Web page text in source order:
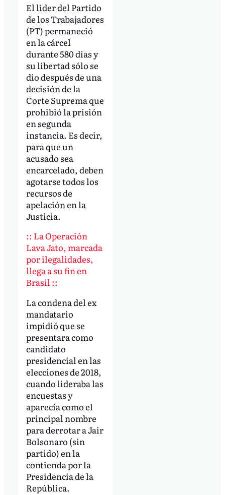
El líder del Partido
de los Trabajadores
(PT) permaneció
en la cárcel
durante 580 días y
su libertad sólo se
dio después de una
decisión de la
Corte Suprema que
prohibió la prisión
en segunda
instancia. Es decir,
para que un
acusado sea
encarcelado, deben
agotarse todos los
recursos de
apelación en la
Justicia.
:: La Operación
Lava Jato, marcada
por ilegalidades,
llega a su fin en
Brasil ::
La condena del ex
mandatario
impidió que se
presentara como
candidato
presidencial en las
elecciones de 2018,
cuando lideraba las
encuestas y
aparecía como el
principal nombre
para derrotar a Jair
Bolsonaro (sin
partido) en la
contienda por la
Presidencia de la
República.